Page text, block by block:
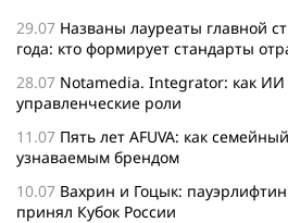
29.07 Названы лауреаты главной
года: кто формирует стандарты
28.07 Notamedia. Integrator: как ИИ
управленческие роли
11.07 Пять лет AFUVA: как
узнаваемым брендом
10.07 Вахрин и Гоцык:
принял Кубок России